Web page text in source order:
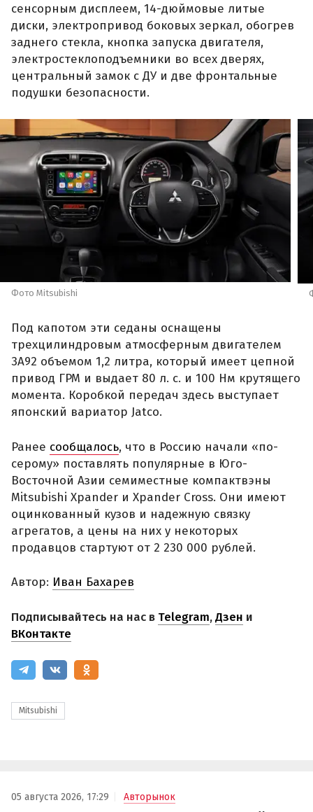
сенсорным дисплеем, 14-дюймовые литые
диски, электропривод боковых зеркал, обогрев
заднего стекла, кнопка запуска двигателя,
электростеклоподъемники во всех дверях,
центральный замок с ДУ и две фронтальные
подушки безопасности.
Фото Mitsubishi
Под капотом эти седаны оснащены
трехцилиндровым атмосферным двигателем
3A92 объемом 1,2 литра, который имеет цепной
привод ГРМ и выдает 80 л. с. и 100 Нм крутящего
момента. Коробкой передач здесь выступает
японский вариатор Jatco.
Ранее сообщалось, что в Россию начали «по-
серому» поставлять популярные в Юго-
Восточной Азии семиместные компактвэны
Mitsubishi Xpander и Xpander Cross. Они имеют
оцинкованный кузов и надежную связку
агрегатов, а цены на них у некоторых
продавцов стартуют от 2 230 000 рублей.
Автор: Иван Бахарев
Подписывайтесь на нас в Telegram,Дзен и
ВКонтакте
Mitsubishi
05 августа 2026, 17:29 Авторынок